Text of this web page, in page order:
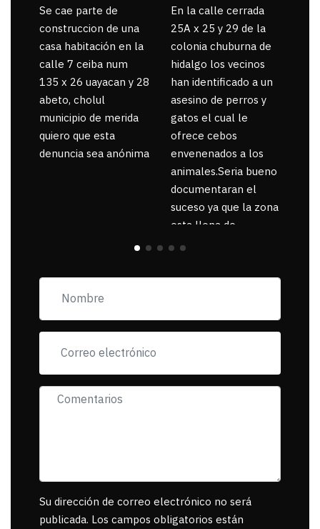
Se cae parte de
construccion de una
casa habitación en la
calle 7 ceiba num
135 x 26 uayacan y 28
abeto, cholul
municipio de merida
quiero que esta
denuncia sea anónima
En la calle cerrada
25A x 25 y 29 de la
colonia chuburna de
hidalgo los vecinos
han identificado a un
asesino de perros y
gatos el cual le
ofrece cebos
envenenados a los
animales.Seria bueno
documentaran el
suceso ya que la zona
esta llena de
pancartas de
exigiendo al asesino
muerta.
Su dirección de correo electrónico no será
publicada. Los campos obligatorios están